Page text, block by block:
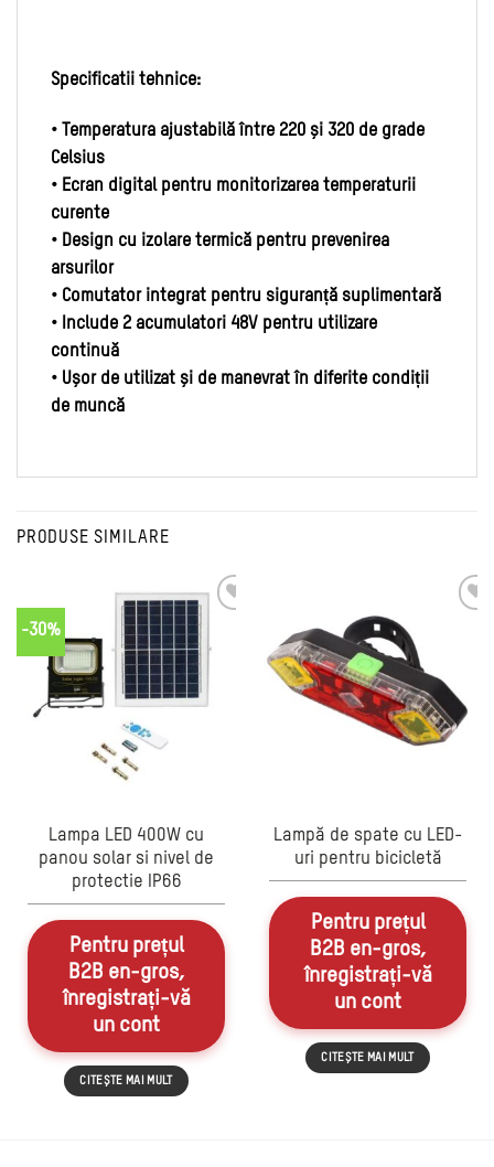
Specificatii tehnice:
• Temperatura ajustabilă între 220 și 320 de grade
Celsius
• Ecran digital pentru monitorizarea temperaturii
curente
• Design cu izolare termică pentru prevenirea
arsurilor
• Comutator integrat pentru siguranță suplimentară
• Include 2 acumulatori 48V pentru utilizare
continuă
• Ușor de utilizat și de manevrat în diferite condiții
de muncă
PRODUSE SIMILARE
-30%
Lampa LED 400W cu
panou solar si nivel de
protectie IP66
Pentru prețul
B2B en-gros,
înregistrați-vă
un cont
CITEȘTE MAI MULT
Lampă de spate cu LED-
uri pentru bicicletă
Pentru prețul
B2B en-gros,
înregistrați-vă
un cont
CITEȘTE MAI MULT